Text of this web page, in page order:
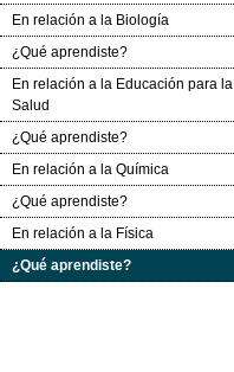
En relación a la Biología
¿Qué aprendiste?
En relación a la Educación para la
Salud
¿Qué aprendiste?
En relación a la Química
¿Qué aprendiste?
En relación a la Física
¿Qué aprendiste?